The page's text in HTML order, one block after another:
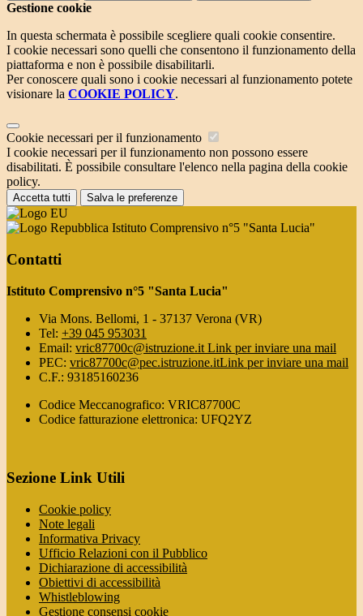
Gestione cookie
In questa schermata è possibile scegliere quali cookie consentire.
I cookie necessari sono quelli che consentono il funzionamento della
piattaforma e non è possibile disabilitarli.
Per conoscere quali sono i cookie necessari al funzionamento potete
visionare la COOKIE POLICY.
Cookie necessari per il funzionamento
I cookie necessari per il funzionamento non possono essere
disabilitati. È possibile consultare l'elenco nella pagina della cookie
policy.
Accetta tutti Salva le preferenze
Istituto Comprensivo n°5 "Santa Lucia"
Contatti
Istituto Comprensivo n°5 "Santa Lucia"
Via Mons. Bellomi, 1 - 37137 Verona (VR)
Tel: +39 045 953031
Email: vric87700c@istruzione.it Link per inviare una mail
PEC: vric87700c@pec.istruzione.itLink per inviare una mail
C.F.: 93185160236
Codice Meccanografico: VRIC87700C
Codice fatturazione elettronica: UFQ2YZ
Sezione Link Utili
Cookie policy
Note legali
Informativa Privacy
Ufficio Relazioni con il Pubblico
Dichiarazione di accessibilità
Obiettivi di accessibilità
Whistleblowing
Gestione consensi cookie